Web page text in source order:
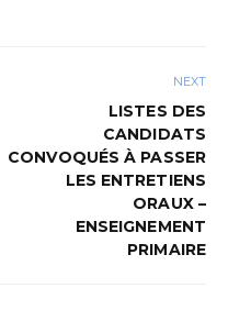
NEXT
LISTES DES
CANDIDATS
CONVOQUÉS À PASSER
LES ENTRETIENS
ORAUX –
ENSEIGNEMENT
PRIMAIRE